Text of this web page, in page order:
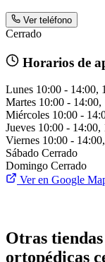
Ver teléfono
Cerrado
Horarios de
Lunes 10:00 - 14:00,
Martes 10:00 -
Miércoles 10:00 -
Jueves 10:00 - 14:00,
Viernes 10:00 -
Sábado Cerrado
Domingo Cerrado
Ver en Google
Otras
ortopédicas